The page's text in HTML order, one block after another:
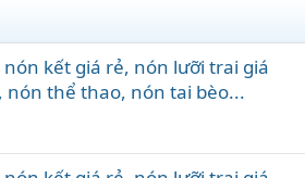
nón kết giá rẻ, nón lưỡi trai giá
nón thể thao, nón tai bèo...